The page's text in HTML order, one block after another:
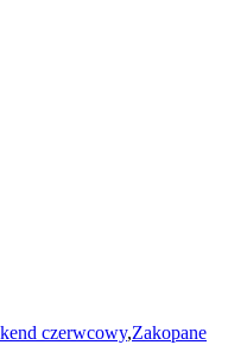
czerwcowy,Zakopane